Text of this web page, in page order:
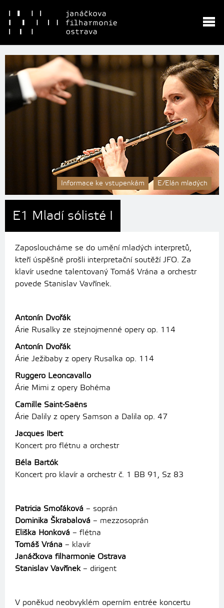
Informace ke vstupenkám E/Elán mladých
E1 Mladí sólisté I
Zaposloucháme se do umění mladých interpretů,
kteří úspěšně prošli interpretační soutěží JFO. Za
klavír usedne talentovaný Tomáš Vrána a orchestr
povede Stanislav Vavřínek.
Antonín Dvořák
Árie Rusalky ze stejnojmenné opery op. 114
Antonín Dvořák
Árie Ježibaby z opery Rusalka op. 114
Ruggero Leoncavallo
Árie Mimi z opery Bohéma
Camille Saint-Saëns
Árie Dalily z opery Samson a Dalila op. 47
Jacques Ibert
Koncert pro flétnu a orchestr
Béla Bartók
Koncert pro klavír a orchestr č. 1 BB 91, Sz 83
Patricia Smoľáková – soprán
Dominika Škrabalová – mezzosoprán
Eliška Honková – flétna
Tomáš Vrána – klavír
Janáčkova filharmonie Ostrava
Stanislav Vavřínek– dirigent
V poněkud neobvyklém operním entrée koncertu